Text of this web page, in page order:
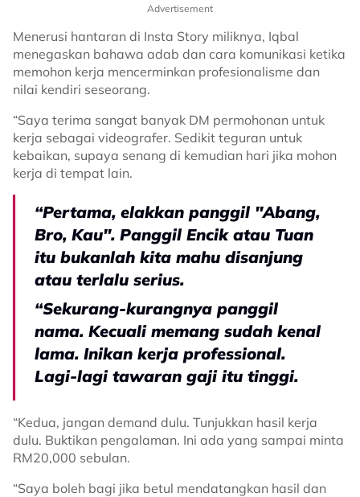
Advertisement
Menerusi hantaran di Insta Story miliknya, Iqbal
menegaskan bahawa adab dan cara komunikasi ketika
memohon kerja mencerminkan profesionalisme dan
nilai kendiri seseorang.
“Saya terima sangat banyak DM permohonan untuk
kerja sebagai videografer. Sedikit teguran untuk
kebaikan, supaya senang di kemudian hari jika mohon
kerja di tempat lain.
“Pertama, elakkan panggil "Abang,
Bro, Kau". Panggil Encik atau Tuan
itu bukanlah kita mahu disanjung
atau terlalu serius.
“Sekurang-kurangnya panggil
nama. Kecuali memang sudah kenal
lama. Inikan kerja professional.
Lagi-lagi tawaran gaji itu tinggi.
“Kedua, jangan demand dulu. Tunjukkan hasil kerja
dulu. Buktikan pengalaman. Ini ada yang sampai minta
RM20,000 sebulan.
“Saya boleh bagi jika betul mendatangkan hasil dan